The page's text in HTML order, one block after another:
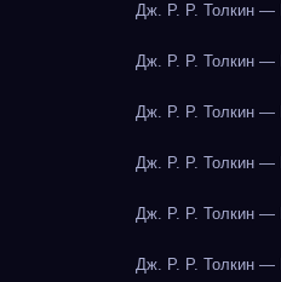
Дж. Р. Р. Толкин —
Дж. Р. Р. Толкин —
Дж. Р. Р. Толкин —
Дж. Р. Р. Толкин —
Дж. Р. Р. Толкин —
Дж. Р. Р. Толкин —